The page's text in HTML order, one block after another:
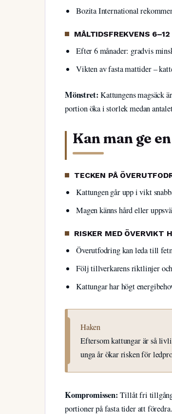
Bozita International
MÅLTIDSFREKVENS
Efter 6 månader: gradvis
Vikten av fasta mattider –
Mönstret: Kattungens magsäck
portion öka i storlek medan
Kan man ge
TECKEN PÅ
Kattungen går upp i vikt
Magen känns hård eller
RISKER MED ÖVERVIKT
Överutfodring kan leda till
Följ tillverkarens riktlinjer
Kattungar har högt
Haken
Eftersom kattungar är så
unga år ökar risken för
Kompromissen: Tillåt fri tillgång
portioner på fasta tider att föredra.